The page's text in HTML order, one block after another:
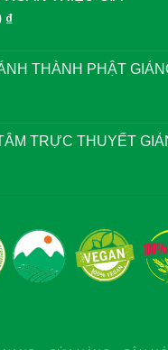
₫
THÀNH PHẬT
TRỰC THUYẾT